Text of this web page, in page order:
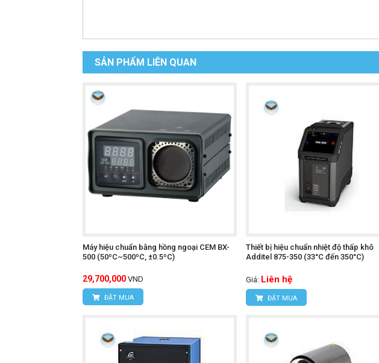
SẢN PHẨM LIÊN QUAN
Máy hiệu chuẩn bằng hồng ngoại CEM BX-
500 (50ºC~500ºC, ±0.5ºC)
29,700,000 VND
ĐẶT MUA
Thiết bị hiệu chuẩn nhiệt độ thấp khô
Additel 875-350 (33°C đến 350°C)
Giá: Liên hệ
ĐẶT MUA